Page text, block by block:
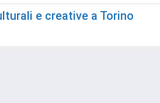
e creative a Torino